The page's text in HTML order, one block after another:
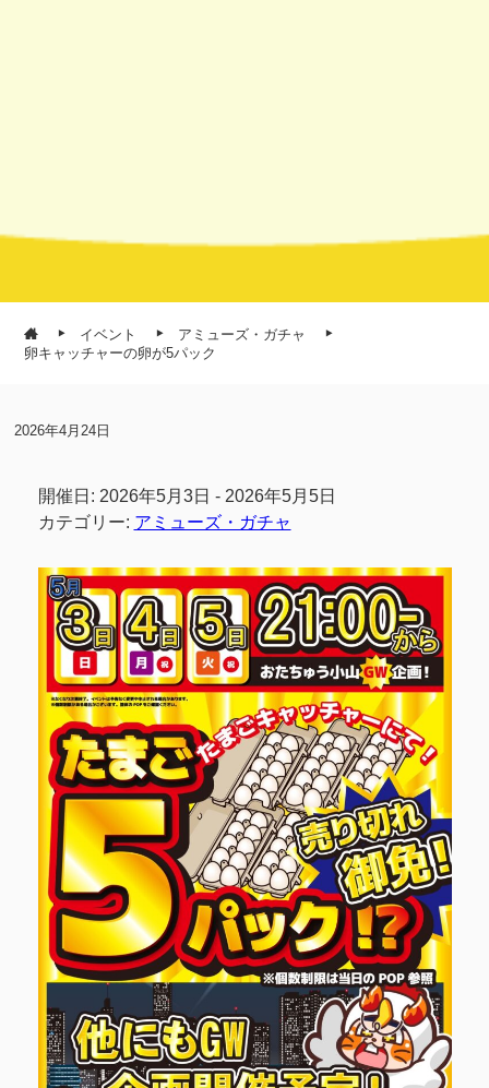
イベント
アミューズ・ガチャ
卵キャッチャーの卵が5パック
2026年4月24日
開催日: 2026年5月3日 - 2026年5月5日
カテゴリー: アミューズ・ガチャ